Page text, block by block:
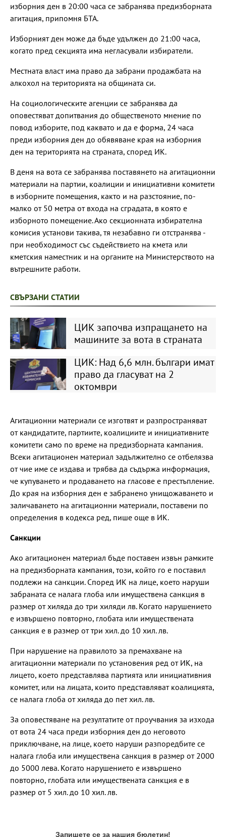
изборния ден в 20:00 часа се забранява предизборната
агитация, припомня БТА.
Изборният ден може да бъде удължен до 21:00 часа,
когато пред секцията има негласували избиратели.
Местната власт има право да забрани продажбата на
алкохол на територията на общината си.
На социологическите агенции се забранява да
оповестяват допитвания до общественото мнение по
повод изборите, под каквато и да е форма, 24 часа
преди изборния ден до обявяване края на изборния
ден на територията на страната, според ИК.
В деня на вота се забранява поставянето на агитационни
материали на партии, коалиции и инициативни комитети
в изборните помещения, както и на разстояние, по-
малко от 50 метра от входа на сградата, в която е
изборното помещение. Ако секционната избирателна
комисия установи такива, тя незабавно ги отстранява -
при необходимост със съдействието на кмета или
кметския наместник и на органите на Министерството на
вътрешните работи.
СВЪРЗАНИ СТАТИИ
ЦИК започва изпращането на
машините за вота в страната
ЦИК: Над 6,6 млн. българи имат
право да гласуват на 2
октомври
Агитационни материали се изготвят и разпространяват
от кандидатите, партиите, коалициите и инициативните
комитети само по време на предизборната кампания.
Всеки агитационен материал задължително се отбелязва
от чие име се издава и трябва да съдържа информация,
че купуването и продаването на гласове е престъпление.
До края на изборния ден е забранено унищожаването и
заличаването на агитационни материали, поставени по
определения в кодекса ред, пише още в ИК.
Санкции
Ако агитационен материал бъде поставен извън рамките
на предизборната кампания, този, който го е поставил
подлежи на санкции. Според ИК на лице, което наруши
забраната се налага глоба или имуществена санкция в
размер от хиляда до три хиляди лв. Когато нарушението
е извършено повторно, глобата или имуществената
санкция е в размер от три хил. до 10 хил. лв.
При нарушение на правилото за премахване на
агитационни материали по установения ред от ИК, на
лицето, което представлява партията или инициативния
комитет, или на лицата, които представляват коалицията,
се налага глоба от хиляда до пет хил. лв.
За оповестяване на резултатите от проучвания за изхода
от вота 24 часа преди изборния ден до неговото
приключване, на лице, което наруши разпоредбите се
налага глоба или имуществена санкция в размер от 2000
до 5000 лева. Когато нарушението е извършено
повторно, глобата или имуществената санкция е в
размер от 5 хил. до 10 хил. лв.